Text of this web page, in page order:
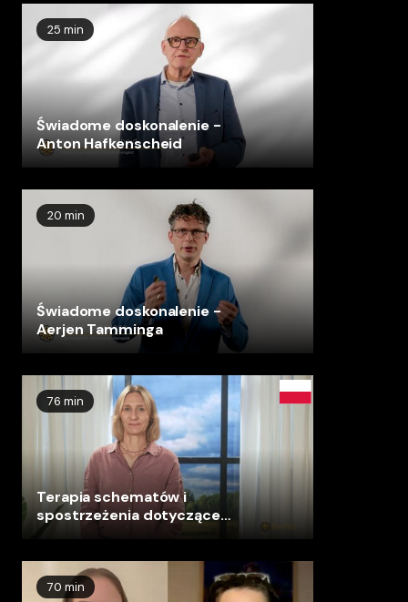
25 min
Świadome doskonalenie -
Anton Hafkenscheid
20 min
Świadome doskonalenie -
Aerjen Tamminga
76 min
Terapia schematów i
spostrzeżenia dotyczące
rozwoju dziecka
70 min